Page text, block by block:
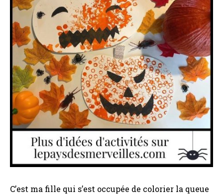
C’est ma fille qui s’est occupée de colorier la queue